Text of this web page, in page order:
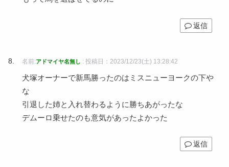
返信
名前:アドマイヤ名無し : 投稿日：2023/12/23(土) 13:28:42
犬塚オーナーで新馬勝ったのはミスニューヨークの下や
な
引退した姉と入れ替わるように勝ちあがったな
デムーロ乗せたのも意気があったよかった
返信